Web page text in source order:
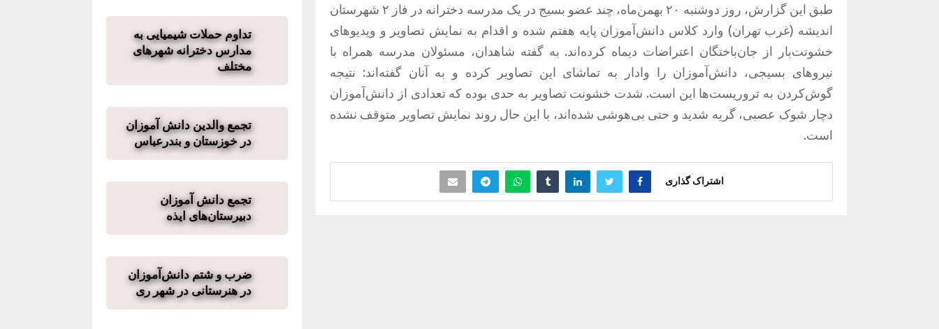
طبق این گزارش، روز دوشنبه ۲۰ بهمن‌ماه، چند عضو بسیج در یک مدرسه دخترانه در فاز ۲ شهرستان
اندیشه (غرب تهران) وارد کلاس دانش‌آموزان پایه هفتم شده و اقدام به نمایش تصاویر و ویدیوهای
خشونت‌بار از جان‌باختگان اعتراضات دیماه کرده‌اند. به گفته شاهدان، مسئولان مدرسه همراه با
نیروهای بسیجی، دانش‌آموزان را وادار به تماشای این تصاویر کرده و به آنان گفته‌اند: نتیجه
گوش‌کردن به تروریست‌ها این است. شدت خشونت تصاویر به حدی بوده که تعدادی از دانش‌آموزان
دچار شوک عصبی، گریه شدید و حتی بی‌هوشی شده‌اند، با این حال روند نمایش تصاویر متوقف نشده
است.
اشتراک گذاری
تداوم حملات شیمیایی به
مدارس دخترانه شهرهای
مختلف
تجمع والدین دانش آموزان
در خوزستان و بندرعباس
تجمع دانش آموزان
دبیرستان‌های ایذه
ضرب و شتم دانش‌آموزان
در هنرستانی در شهر ری